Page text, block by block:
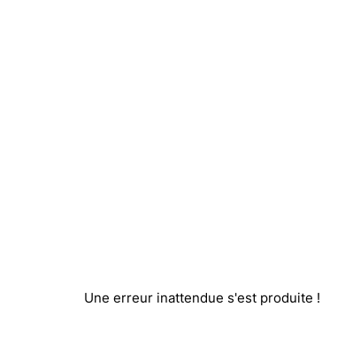
Une erreur inattendue s'est produite !